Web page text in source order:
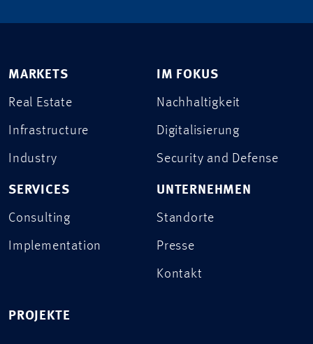
MARKETS
Real Estate
Infrastructure
Industry
SERVICES
Consulting
Implementation
IM FOKUS
Nachhaltigkeit
Digitalisierung
Security and Defense
UNTERNEHMEN
Standorte
Presse
Kontakt
PROJEKTE